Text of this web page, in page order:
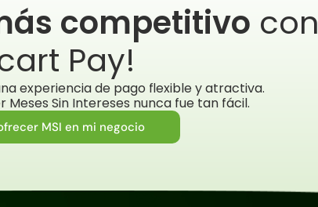
competitivo con
Pay!
experiencia de pago flexible y atractiva.
Meses Sin Intereses nunca fue tan fácil.
MSI en mi negocio